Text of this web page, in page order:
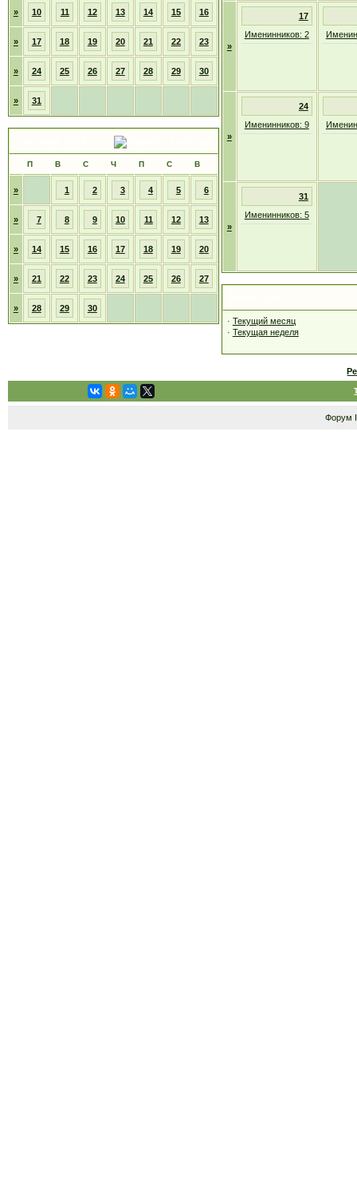
» 10 11 12 13 14 15 16
» 17 18 19 20 21 22 23
» 24 25 26 27 28 29 30
» 31
П В С Ч П С В
» 1 2 3 4 5 6
» 7 8 9 10 11 12 13
» 14 15 16 17 18 19 20
» 21 22 23 24 25 26 27
» 28 29 30
»
17
Именинников: 2
»
24
Именинников: 9
»
31
Именинников: 5
· Текущий месяц
· Текущая неделя
Форум